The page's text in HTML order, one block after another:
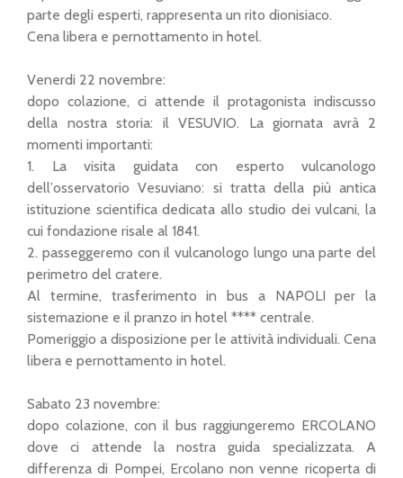
parte degli esperti, rappresenta un rito dionisiaco.
Cena libera e pernottamento in hotel.
Venerdi 22 novembre:
dopo colazione, ci attende il protagonista indiscusso
della nostra storia: il VESUVIO. La giornata avrà 2
momenti importanti:
1. La visita guidata con esperto vulcanologo
dell’osservatorio Vesuviano: si tratta della più antica
istituzione scientifica dedicata allo studio dei vulcani, la
cui fondazione risale al 1841.
2. passeggeremo con il vulcanologo lungo una parte del
perimetro del cratere.
Al termine, trasferimento in bus a NAPOLI per la
sistemazione e il pranzo in hotel **** centrale.
Pomeriggio a disposizione per le attività individuali. Cena
libera e pernottamento in hotel.
Sabato 23 novembre:
dopo colazione, con il bus raggiungeremo ERCOLANO
dove ci attende la nostra guida specializzata. A
differenza di Pompei, Ercolano non venne ricoperta di